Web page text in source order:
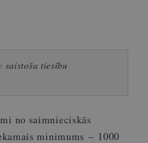
saistoša tiesību
no saimnieciskās
minimums – 1000